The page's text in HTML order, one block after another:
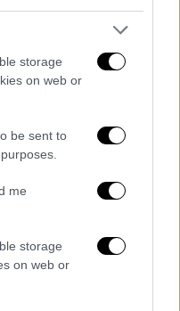
storage
on web or
be sent to
me
storage
on web or
με τις θεατρικές
αθηναϊκές
που
ψυχαγωγία και
φίλους